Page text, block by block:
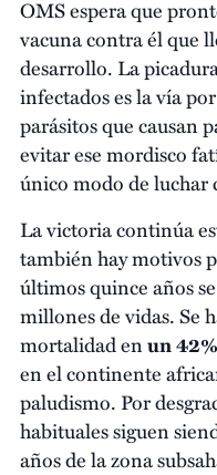
OMS espera que
vacuna contra él que
desarrollo. La
infectados es la vía
parásitos que causan
evitar ese mordisco
único modo de
La victoria continúa
también hay motivos
últimos quince años
millones de vidas. Se
mortalidad enun
en el continente
paludismo. Por
habituales siguen
años de la zona